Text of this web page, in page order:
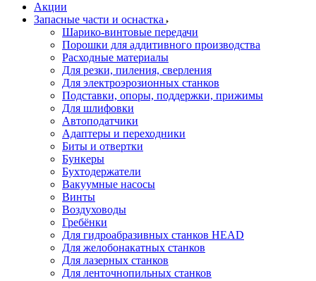
Акции
Запасные части и оснастка
Шарико-винтовые передачи
Порошки для аддитивного производства
Расходные материалы
Для резки, пиления, сверления
Для электроэрозионных станков
Подставки, опоры, поддержки, прижимы
Для шлифовки
Автоподатчики
Адаптеры и переходники
Биты и отвертки
Бункеры
Бухтодержатели
Вакуумные насосы
Винты
Воздуховоды
Гребёнки
Для гидроабразивных станков HEAD
Для желобонакатных станков
Для лазерных станков
Для ленточнопильных станков